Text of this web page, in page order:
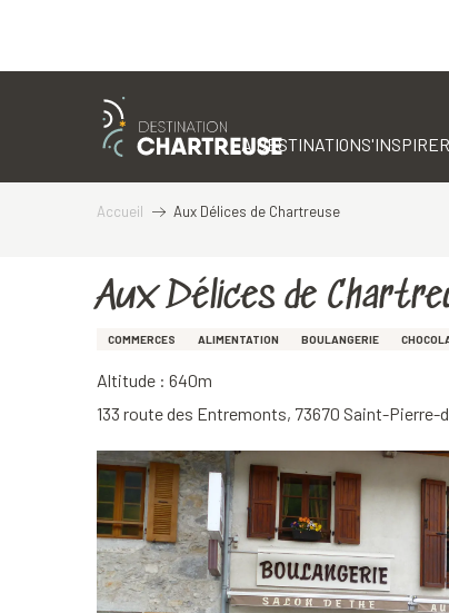
LA DESTINATIONS'INSPIRER
Accueil Aux Délices de Chartreuse
Aux Délices de
COMMERCES ALIMENTATION BOULANGERIE
Altitude : 640m
133 route des Entremonts, 73670 Saint-Pierre-